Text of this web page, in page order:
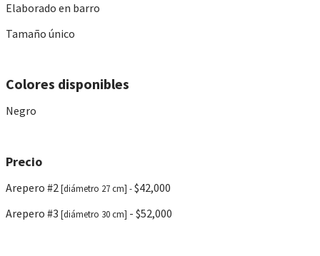
Elaborado en barro
Tamaño único
Colores disponibles
Negro
Precio
Arepero #2[diámetro 27 cm] -$42,000
Arepero #3 [diámetro 30 cm] - $52,000